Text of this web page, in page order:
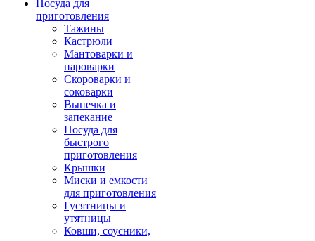
Посуда для
приготовления
Тажины
Кастрюли
Мантоварки и
пароварки
Скороварки и
соковарки
Выпечка и
запекание
Посуда для
быстрого
приготовления
Крышки
Миски и емкости
для приготовления
Гусятницы и
утятницы
Ковши, соусники,